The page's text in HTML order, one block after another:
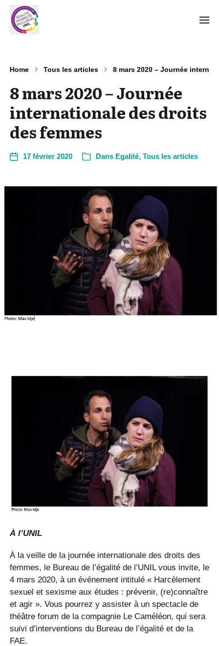
Home Tous les articles 8 mars 2020 – Journée
8 mars 2020 – Journée
internationale des droits
des femmes
17 février 2020 Dans Egalité, Tous les articles
À l’UNIL
À la veille de la journée internationale des droits des
femmes, le Bureau de l’égalité de l’UNIL vous invite, le
4 mars 2020, à un événement intitulé « Harcèlement
sexuel et sexisme aux études : prévenir, (re)connaître
et agir ». Vous pourrez y assister à un spectacle de
théâtre forum de la compagnie Le Caméléon, qui sera
suivi d’interventions du Bureau de l’égalité et de la
FAE.